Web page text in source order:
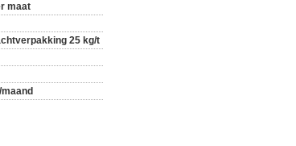
maat
25 kg/t